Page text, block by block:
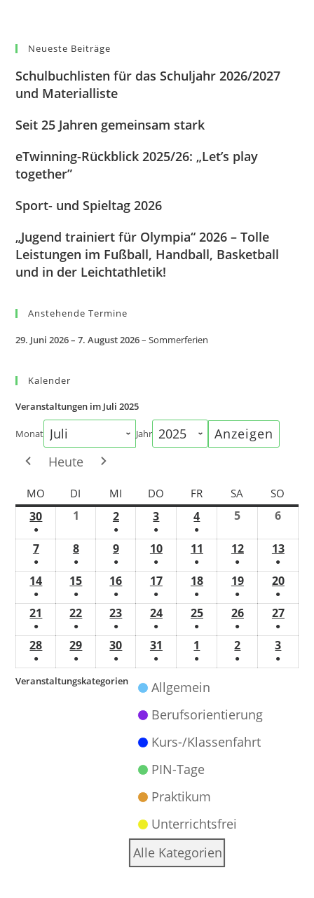
Neueste Beiträge
Schulbuchlisten für das Schuljahr 2026/2027
und Materialliste
Seit 25 Jahren gemeinsam stark
eTwinning-Rückblick 2025/26: „Let’s play
together”
Sport- und Spieltag 2026
„Jugend trainiert für Olympia“ 2026 – Tolle
Leistungen im Fußball, Handball, Basketball
und in der Leichtathletik!
Anstehende Termine
29. Juni 2026– 7. August 2026–Sommerferien
Kalender
Veranstaltungen im Juli 2025
Monat Jahr
Heute
MO DI MI DO FR SA SO
30
●
1 2
●
3
●
4
●
5 6
7
●
8
●
9
●
10
●
11
●
12
●
13
●
14
●
15
●
16
●
17
●
18
●
19
●
20
●
21
●
22
●
23
●
24
●
25
●
26
●
27
●
28
●
29
●
30
●
31
●
1
●
2
●
3
●
Veranstaltungskategorien
Allgemein
Berufsorientierung
Kurs-/Klassenfahrt
PIN-Tage
Praktikum
Unterrichtsfrei
Alle Kategorien